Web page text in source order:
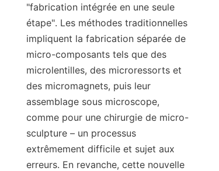
"fabrication intégrée en une seule
étape". Les méthodes traditionnelles
impliquent la fabrication séparée de
micro-composants tels que des
microlentilles, des microressorts et
des micromagnets, puis leur
assemblage sous microscope,
comme pour une chirurgie de micro-
sculpture – un processus
extrêmement difficile et sujet aux
erreurs. En revanche, cette nouvelle